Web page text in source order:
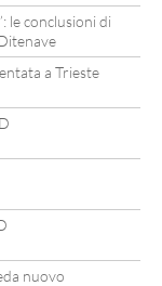
le conclusioni di
a Trieste
nuovo